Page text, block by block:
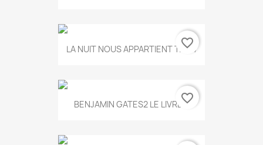
LA NUIT NOUS APPARTIENT T.634
favorite_border
BENJAMIN GATES2 LE LIVRE...
favorite_border